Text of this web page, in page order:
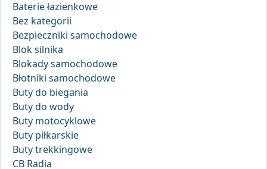
Baterie łazienkowe
Bez kategorii
Bezpieczniki samochodowe
Blok silnika
Blokady samochodowe
Błotniki samochodowe
Buty do biegania
Buty do wody
Buty motocyklowe
Buty piłkarskie
Buty trekkingowe
CB Radia